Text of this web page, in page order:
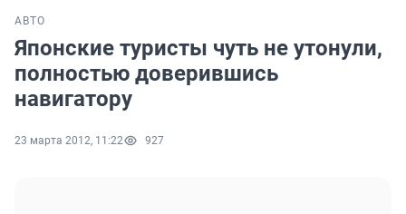
АВТО
Японские туристы чуть не утонули,
полностью доверившись
навигатору
23 марта 2012, 11:22 927